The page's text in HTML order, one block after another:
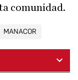
comunidad.
MANACOR